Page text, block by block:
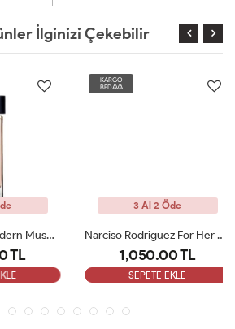
İlginizi Çekebilir
Estee Lauder Modern Muse Edp 100 Ml Kadın Tester
KARGO
BEDAVA
3 Al 2 Öde
Narciso Rodriguez For Her Pure Musc EDP 100ML Tester
1,050.00 TL
SEPETE EKLE